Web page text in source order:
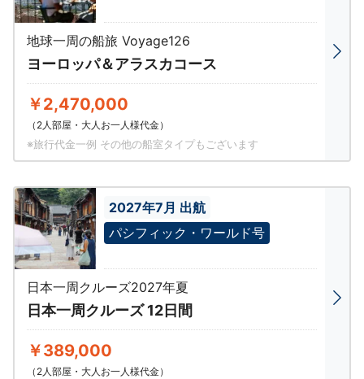
地球一周の船旅 Voyage126
ヨーロッパ＆アラスカコース
￥2,470,000
（2人部屋・大人お一人様代金）
※旅行代金一例 その他の船室タイプもございます
2027年7月 出航
パシフィック・ワールド号
日本一周クルーズ2027年夏
日本一周クルーズ 12日間
￥389,000
（2人部屋・大人お一人様代金）